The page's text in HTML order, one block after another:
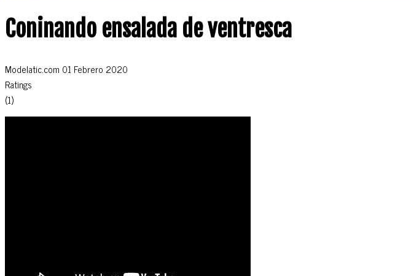
Coninando ensalada de ventresca
Modelatic.com 01 Febrero 2020
Ratings
(1)